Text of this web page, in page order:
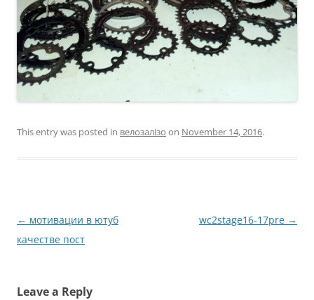
This entry was posted in велозалізо on November 14, 2016.
Post
navigation
← мотивации в ютуб
качестве пост
wc2stage16-17pre →
Leave a Reply